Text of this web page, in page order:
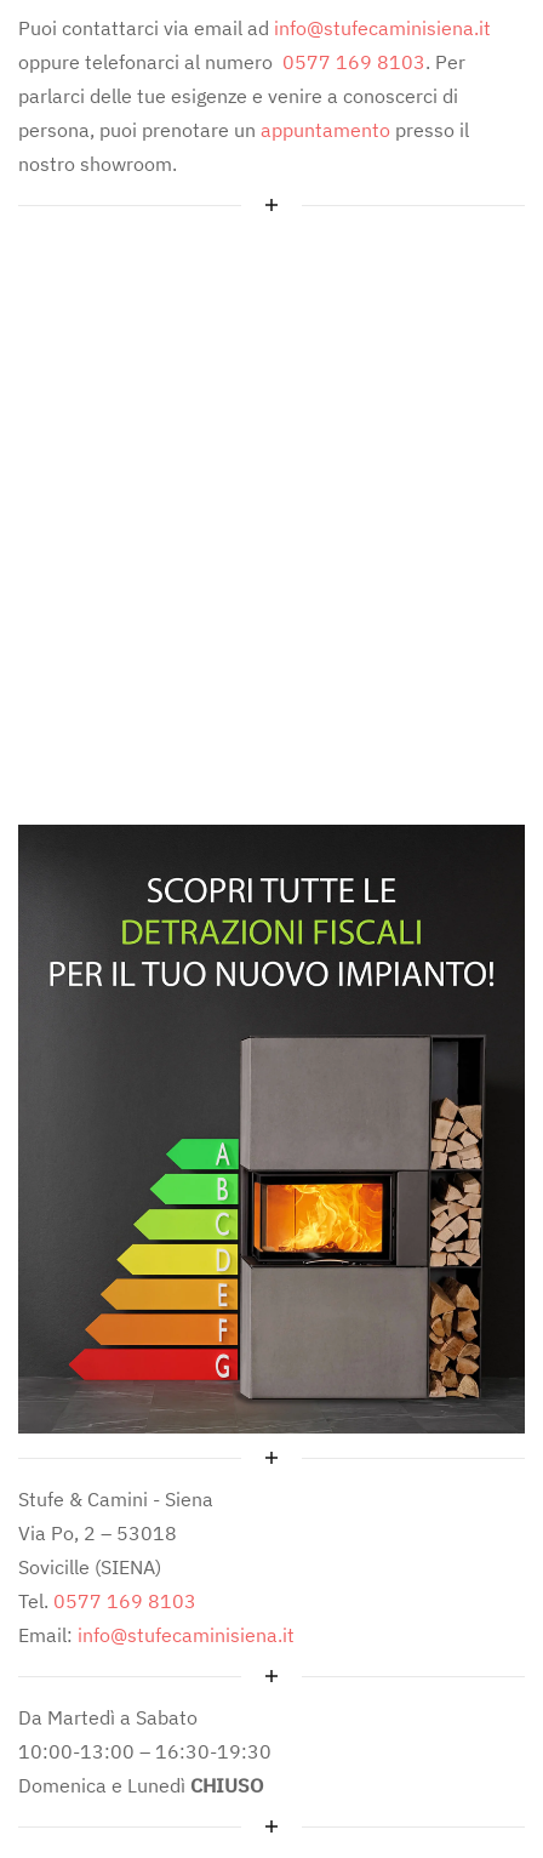
Puoi contattarci via email ad info@stufecaminisiena.it
oppure telefonarci al numero 0577 169 8103. Per
parlarci delle tue esigenze e venire a conoscerci di
persona, puoi prenotare un appuntamento presso il
nostro showroom.
Stufe & Camini - Siena
Via Po, 2 – 53018
Sovicille (SIENA)
Tel. 0577 169 8103
Email: info@stufecaminisiena.it
Da Martedì a Sabato
10:00-13:00 – 16:30-19:30
Domenica e Lunedì CHIUSO